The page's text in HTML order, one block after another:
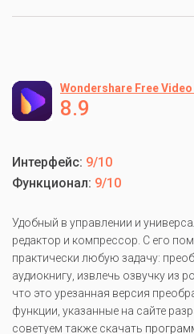
Wondershare Free
8.9
Интерфейс: 9/10
Функционал: 9/10
Удобный в управлении и
редактор и компрессор. С его
практически любую задачу:
аудиокнигу, извлечь озвучку из
что это урезанная версия
функции, указанные на сайте
советуем также скачать